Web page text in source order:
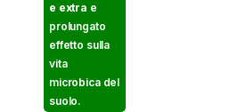
e extra e
prolungato
effetto sulla
vita
microbica del
suolo.